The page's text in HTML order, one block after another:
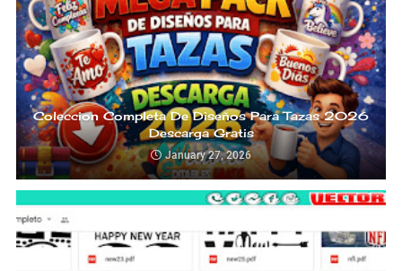
Coleccion Completa De Diseños Para Tazas 2026
Descarga Gratis
January 27, 2026